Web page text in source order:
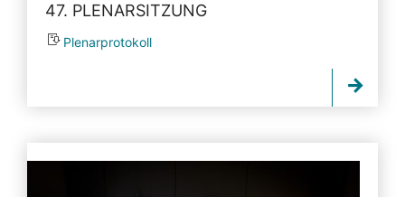
47. PLENARSITZUNG
Plenarprotokoll